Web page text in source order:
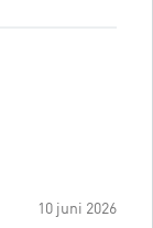
10 juni 2026